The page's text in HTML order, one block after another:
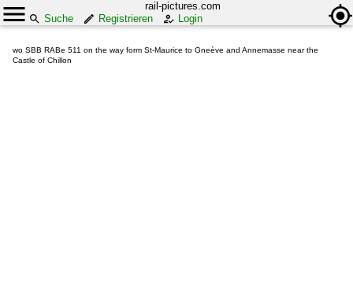
rail-pictures.com
Suche
Registrieren Login
wo SBB RABe 511 on the way form St-Maurice to Gneève and Annemasse near the
Castle of Chillon